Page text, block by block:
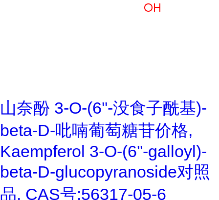
山奈酚 3-O-(6''-没食子酰基)-
beta-D-吡喃葡萄糖苷价格,
Kaempferol 3-O-(6''-galloyl)-
beta-D-glucopyranoside对照
品, CAS号:56317-05-6